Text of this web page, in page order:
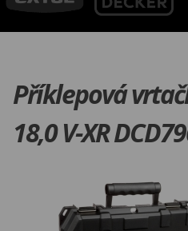
Příklepová
18,0 V-XR